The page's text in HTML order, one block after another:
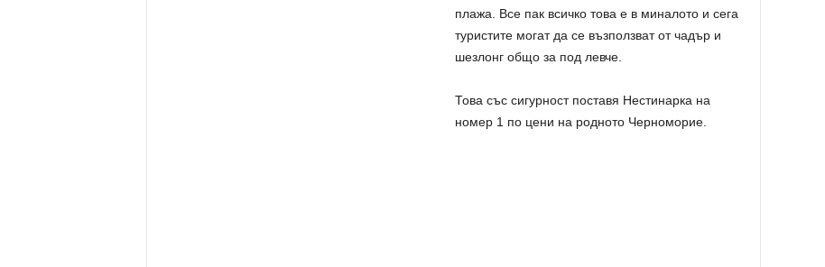
плажа. Все пак всичко това е в миналото и сега
туристите могат да се възползват от чадър и
шезлонг общо за под левче.
Това със сигурност поставя Нестинарка на
номер 1 по цени на родното Черноморие.